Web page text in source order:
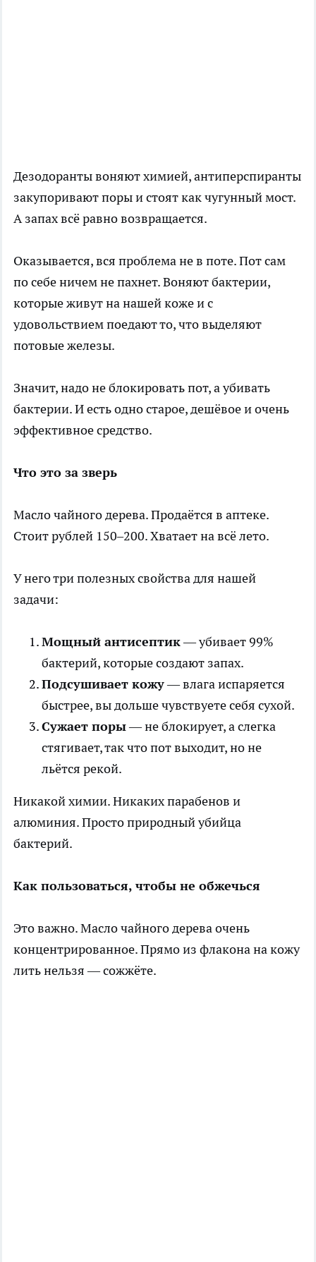
Дезодоранты воняют химией, антиперспиранты
закупоривают поры и стоят как чугунный мост.
А запах всё равно возвращается.
Оказывается, вся проблема не в поте. Пот сам
по себе ничем не пахнет. Воняют бактерии,
которые живут на нашей коже и с
удовольствием поедают то, что выделяют
потовые железы.
Значит, надо не блокировать пот, а убивать
бактерии. И есть одно старое, дешёвое и очень
эффективное средство.
Что это за зверь
Масло чайного дерева. Продаётся в аптеке.
Стоит рублей 150–200. Хватает на всё лето.
У него три полезных свойства для нашей
задачи:
Мощный антисептик— убивает 99%
бактерий, которые создают запах.
Подсушивает кожу— влага испаряется
быстрее, вы дольше чувствуете себя сухой.
Сужает поры— не блокирует, а слегка
стягивает, так что пот выходит, но не
льётся рекой.
Никакой химии. Никаких парабенов и
алюминия. Просто природный убийца
бактерий.
Как пользоваться, чтобы не обжечься
Это важно. Масло чайного дерева очень
концентрированное. Прямо из флакона на кожу
лить нельзя — сожжёте.